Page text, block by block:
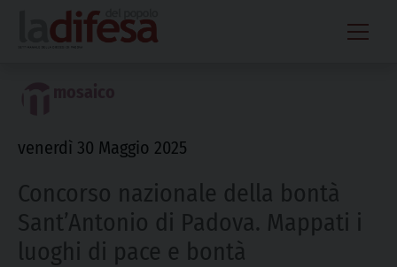
content
venerdì 30 Maggio 2025
Concorso nazionale della bontà
Sant’Antonio di Padova. Mappati i
luoghi di pace e bontà